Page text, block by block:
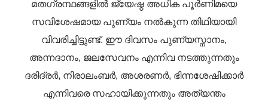
മതഗ്രന്ഥങ്ങളിൽ ജ്യേഷ്ഠ അധിക പൂർണിമയെ
സവിശേഷമായ പുണ്യം നൽകുന്ന തിഥിയായി
വിവരിച്ചിട്ടുണ്ട്. ഈ ദിവസം പുണ്യസ്നാനം,
അന്നദാനം, ജലസേവനം എന്നിവ നടത്തുന്നതും
ദരിദ്രർ, നിരാലംബർ, അശരണർ, ഭിന്നശേഷിക്കാർ
എന്നിവരെ സഹായിക്കുന്നതും അത്യന്തം